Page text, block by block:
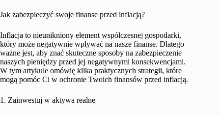
Jak zabezpieczyć swoje finanse przed inflacją?
Inflacja to nieunikniony element współczesnej gospodarki,
który może negatywnie wpływać na nasze finanse. Dlatego
ważne jest, aby znać skuteczne sposoby na zabezpieczenie
naszych pieniędzy przed jej negatywnymi konsekwencjami.
W tym artykule omówię kilka praktycznych strategii, które
mogą pomóc Ci w ochronie Twoich finansów przed inflacją.
1. Zainwestuj w aktywa realne